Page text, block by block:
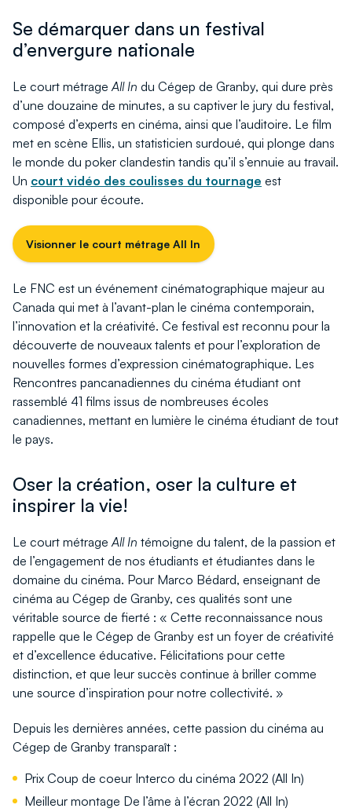
Se démarquer dans un festival
d’envergure nationale
Le court métrageAll In du Cégep de Granby, qui dure près
d’une douzaine de minutes, a su captiver le jury du festival,
composé d’experts en cinéma, ainsi que l’auditoire. Le film
met en scène Ellis, un statisticien surdoué, qui plonge dans
le monde du poker clandestin tandis qu’il s’ennuie au travail.
Un court vidéo des coulisses du tournage est
disponible pour écoute.
Visionner le court métrage All In
Le FNC est un événement cinématographique majeur au
Canada qui met à l’avant-plan le cinéma contemporain,
l’innovation et la créativité. Ce festival est reconnu pour la
découverte de nouveaux talents et pour l’exploration de
nouvelles formes d’expression cinématographique. Les
Rencontres pancanadiennes du cinéma étudiant ont
rassemblé 41 films issus de nombreuses écoles
canadiennes, mettant en lumière le cinéma étudiant de tout
le pays.
Oser la création, oser la culture et
inspirer la vie!
Le court métrageAll In témoigne du talent, de la passion et
de l’engagement de nos étudiants et étudiantes dans le
domaine du cinéma. Pour Marco Bédard, enseignant de
cinéma au Cégep de Granby, ces qualités sont une
véritable source de fierté : « Cette reconnaissance nous
rappelle que le Cégep de Granby est un foyer de créativité
et d’excellence éducative. Félicitations pour cette
distinction, et que leur succès continue à briller comme
une source d’inspiration pour notre collectivité. »
Depuis les dernières années, cette passion du cinéma au
Cégep de Granby transparaît :
Prix Coup de coeur Interco du cinéma 2022 (All In)
Meilleur montage De l’âme à l’écran 2022 (All In)